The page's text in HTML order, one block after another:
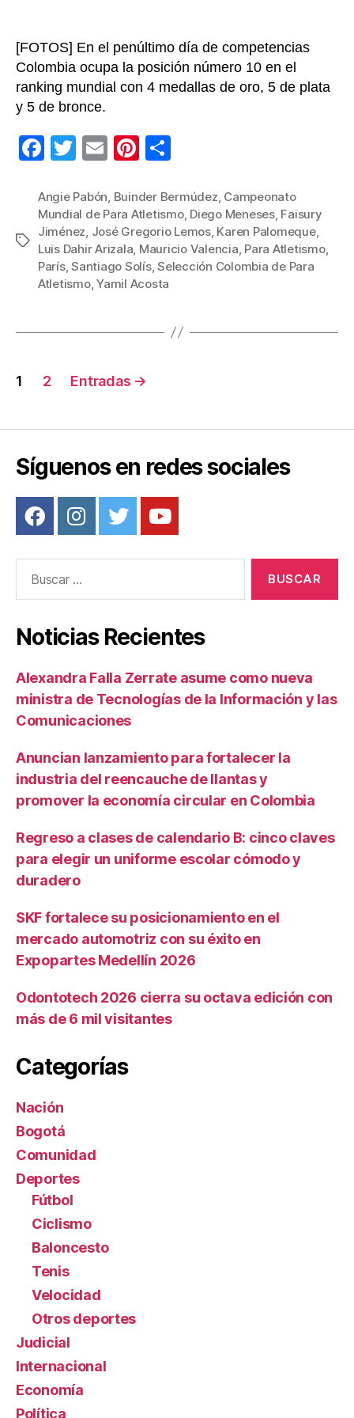
[FOTOS] En el penúltimo día de competencias
Colombia ocupa la posición número 10 en el
ranking mundial con 4 medallas de oro, 5 de plata
y 5 de bronce.
F
c
e
b
o
k
T
tt
er
E
ail
Pi
er
e
st
m
p
ar
tir
Etiquetas
Angie Pabón Buinder Bermúdez Campeonato
Mundial de Para Atletismo, Diego Meneses, Faisury
Jiménez José Gregorio Lemos, Karen Palomeque,
Luis Dahir Arizala Mauricio Valencia Para Atletismo,
París,Santiago Solís,Selección Colombia de Para
Atletismo,Yamil Acosta
Navegación
entradas
1 2 Entradas →
Síguenos en redes sociales
Noticias Recientes
Alexandra Falla Zerrate asume como nueva
ministra de Tecnologías de la Información y las
Comunicaciones
Anuncian lanzamiento para fortalecer la
industria del reencauche de llantas y
promover la economía circular en Colombia
Regreso a clases de calendario B: cinco claves
para elegir un uniforme escolar cómodo y
duradero
SKF fortalece su posicionamiento en el
mercado automotriz con su éxito en
Expopartes Medellín 2026
Odontotech 2026 cierra su octava edición con
más de 6 mil visitantes
Categorías
Nación
Bogotá
Comunidad
Deportes
Fútbol
Ciclismo
Baloncesto
Tenis
Velocidad
Otros deportes
Judicial
Internacional
Economía
Política